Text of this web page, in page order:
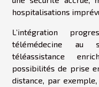
hospitalisations
L’intégration
télémédecine au
téléassistance
possibilités de prise
distance, par